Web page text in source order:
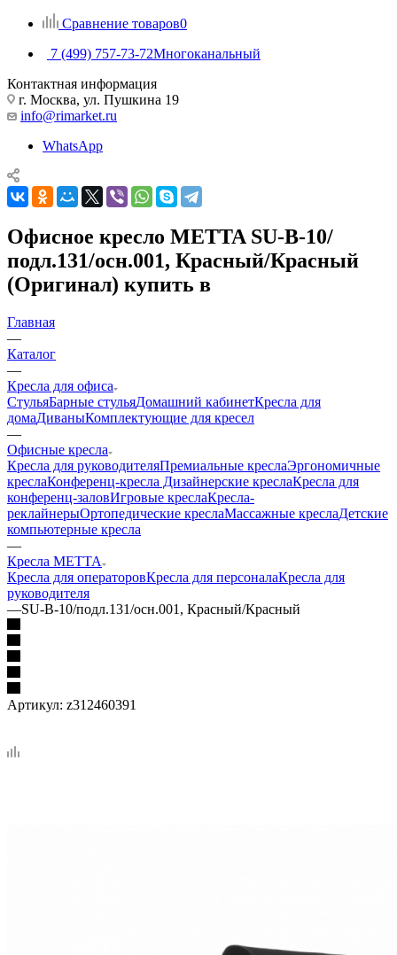
Сравнение товаров0
7 (499) 757-73-72Многоканальный
Контактная информация
г. Москва, ул. Пушкина 19
info@rimarket.ru
WhatsApp
Офисное кресло METTA SU-B-10/
подл.131/осн.001, Красный/Красный
(Оригинал) купить в
Главная
—
Каталог
—
Кресла для офиса
СтульяБарные стульяДомашний кабинетКресла для
домаДиваныКомплектующие для кресел
—
Офисные кресла
Кресла для руководителяПремиальные креслаЭргономичные
креслаКонференц-кресла Дизайнерские креслаКресла для
конференц-заловИгровые креслаКресла-
реклайнерыОртопедические креслаМассажные креслаДетские
компьютерные кресла
—
Кресла METTA
Кресла для операторовКресла для персоналаКресла для
руководителя
—SU-B-10/подл.131/осн.001, Красный/Красный
Артикул: z312460391